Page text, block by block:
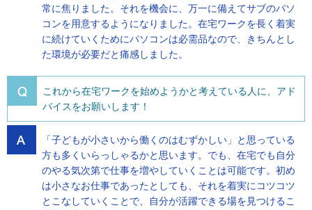
常に焦りました。それを機会に、万一に備えてサブのパソ
コンを用意するようになりました。在宅ワークを長く着実
に続けていくためにパソコンは必需品なので、きちんとし
た環境が必要だと痛感しました。
これから在宅ワークを始めようかと考えている人に、アド
バイスをお願いします！
「子どもが小さいから働くのはむずかしい」と思っている
方も多くいらっしゃるかと思います。でも、在宅でも自分
のやる気次第で仕事を増やしていくことは可能です。初め
は小さなお仕事であったとしても、それを着実にコツコツ
とこなしていくことで、自分が活躍できる場を見つけるこ